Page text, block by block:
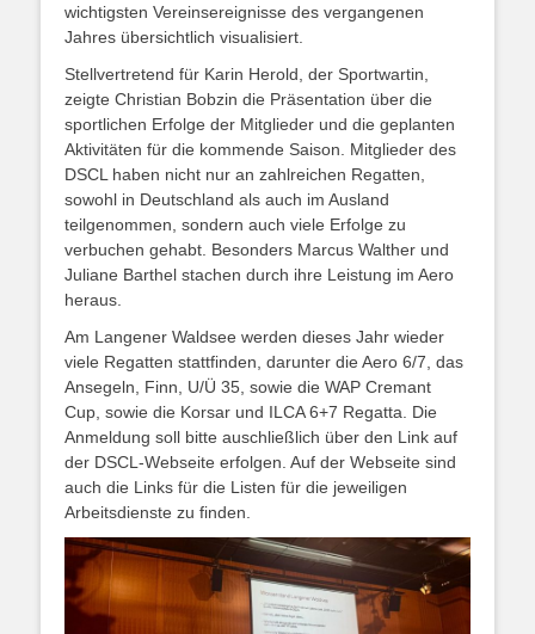
wichtigsten Vereinsereignisse des vergangenen
Jahres übersichtlich visualisiert.
Stellvertretend für Karin Herold, der Sportwartin,
zeigte Christian Bobzin die Präsentation über die
sportlichen Erfolge der Mitglieder und die geplanten
Aktivitäten für die kommende Saison. Mitglieder des
DSCL haben nicht nur an zahlreichen Regatten,
sowohl in Deutschland als auch im Ausland
teilgenommen, sondern auch viele Erfolge zu
verbuchen gehabt. Besonders Marcus Walther und
Juliane Barthel stachen durch ihre Leistung im Aero
heraus.
Am Langener Waldsee werden dieses Jahr wieder
viele Regatten stattfinden, darunter die Aero 6/7, das
Ansegeln, Finn, U/Ü 35, sowie die WAP Cremant
Cup, sowie die Korsar und ILCA 6+7 Regatta. Die
Anmeldung soll bitte auschließlich über den Link auf
der DSCL-Webseite erfolgen. Auf der Webseite sind
auch die Links für die Listen für die jeweiligen
Arbeitsdienste zu finden.